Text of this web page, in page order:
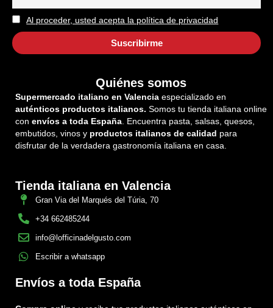
Al proceder, usted acepta la política de privacidad
Quiénes somos
Supermercado italiano en Valencia especializado en
auténticos productos italianos. Somos tu tienda italiana online
con envíos a toda España . Encuentra pasta, salsas, quesos,
embutidos, vinos y productos italianos de calidad para
disfrutar de la verdadera gastronomía italiana en casa.
Tienda italiana en Valencia
Gran Via del Marqués del Túria, 70
+34 662485244
info@lofficinadelgusto.com
Escribir a whatsapp
Envíos a toda España